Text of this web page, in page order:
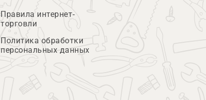
Правила интернет-
торговли
Политика обработки
персональных данных